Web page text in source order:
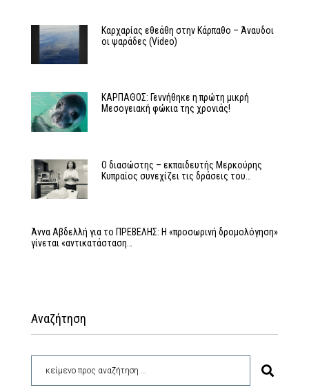
Καρχαρίας εθεάθη στην Κάρπαθο – Άναυδοι
οι ψαράδες (Video)
ΚΑΡΠΑΘΟΣ: Γεννήθηκε η πρώτη μικρή
Μεσογειακή φώκια της χρονιάς!
Ο διασώστης – εκπαιδευτής Μερκούρης
Κυπραίος συνεχίζει τις δράσεις του…
Άννα Αβδελλή για το ΠΡΕΒΕΛΗΣ: Η «προσωρινή δρομολόγηση»
γίνεται «αντικατάσταση…
Αναζήτηση